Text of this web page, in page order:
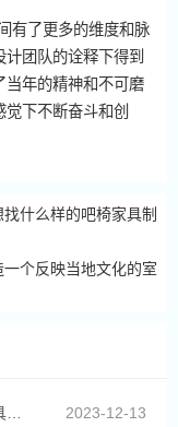
有了更多的维度和脉
团队的诠释下得到
当年的精神和不可磨
下不断奋斗和创
什么样的吧椅家具制
个反映当地文化的室
2023-12-13